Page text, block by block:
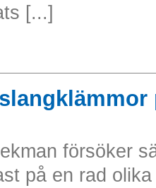
[...]
försöker
på en rad